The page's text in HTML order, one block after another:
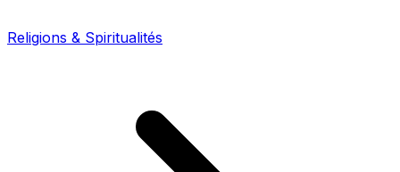
Religions & Spiritualités